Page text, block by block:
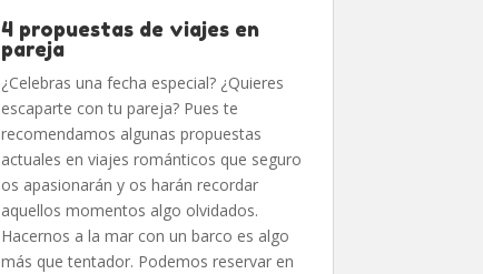
4 propuestas de viajes en
pareja
¿Celebras una fecha especial? ¿Quieres
escaparte con tu pareja? Pues te
recomendamos algunas propuestas
actuales en viajes románticos que seguro
os apasionarán y os harán recordar
aquellos momentos algo olvidados.
Hacernos a la mar con un barco es algo
más que tentador. Podemos reservar en